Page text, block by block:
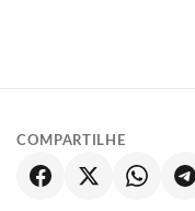
COMPARTILHE